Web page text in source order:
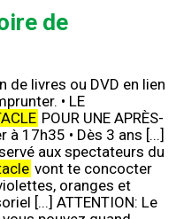
de
de livres ou DVD en lien
• LE
POUR UNE APRÈS-
à 17h35 • Dès 3 ans [...]
aux spectateurs du
vont te concocter
oranges et
[...] ATTENTION: Le